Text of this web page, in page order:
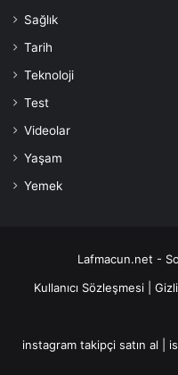
Sağlık
Tarih
Teknoloji
Test
Videolar
Yaşam
Yemek
Lafmacun.net -
Kullanıcı Sözleşmesi
instagram takipçi satın al